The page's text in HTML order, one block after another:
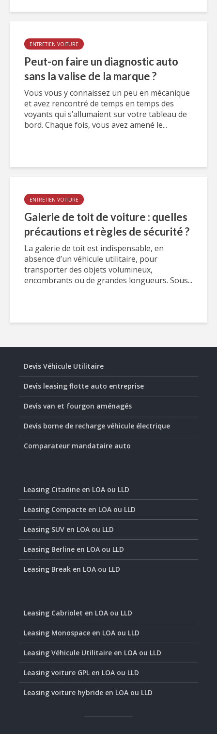
ENTRETIEN VOITURE
Peut-on faire un diagnostic auto
sans la valise de la marque ?
Vous vous y connaissez un peu en mécanique
et avez rencontré de temps en temps des
voyants qui s’allumaient sur votre tableau de
bord. Chaque fois, vous avez amené le...
ENTRETIEN VOITURE
Galerie de toit de voiture : quelles
précautions et règles de sécurité ?
La galerie de toit est indispensable, en
absence d’un véhicule utilitaire, pour
transporter des objets volumineux,
encombrants ou de grandes longueurs. Sous...
Devis Véhicule Utilitaire
Devis leasing flotte auto entreprise
Devis van et fourgon aménagés
Devis borne de recharge véhicule électrique
Comparateur mandataire auto
Leasing Citadine en LOA ou LLD
Leasing Compacte en LOA ou LLD
Leasing SUV en LOA ou LLD
Leasing Berline en LOA ou LLD
Leasing Break en LOA ou LLD
Leasing Cabriolet en LOA ou LLD
Leasing Monospace en LOA ou LLD
Leasing Véhicule Utilitaire en LOA ou LLD
Leasing voiture GPL en LOA ou LLD
Leasing voiture hybride en LOA ou LLD